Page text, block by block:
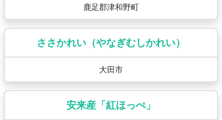
鹿足郡津和野町
ささかれい（やなぎむしかれい）
大田市
安来産「紅ほっぺ」